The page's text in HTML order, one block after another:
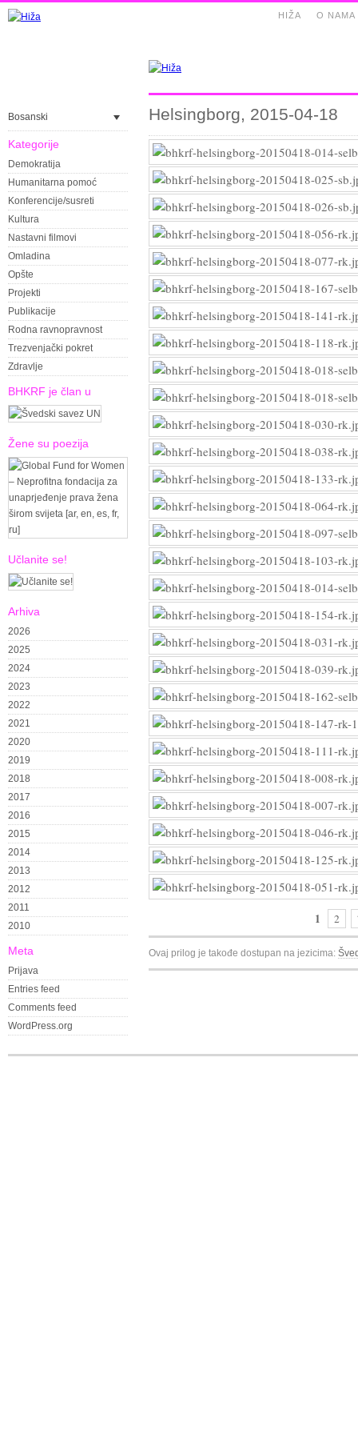
O NAMA
HIŽA
Bosanski
Kategorije
Demokratija
Humanitarna pomoć
Konferencije/susreti
Kultura
Nastavni filmovi
Omladina
Opšte
Projekti
Publikacije
Rodna ravnopravnost
Trezvenjački pokret
Zdravlje
BHKRF je član u
Žene su poezija
Učlanite se!
Arhiva
2026
2025
2024
2023
2022
2021
2020
2019
2018
2017
2016
2015
2014
2013
2012
2011
2010
Meta
Prijava
Entries feed
Comments feed
WordPress.org
Helsingborg, 2015-04-18
1 2
Ovaj prilog je takođe dostupan na jezicima: